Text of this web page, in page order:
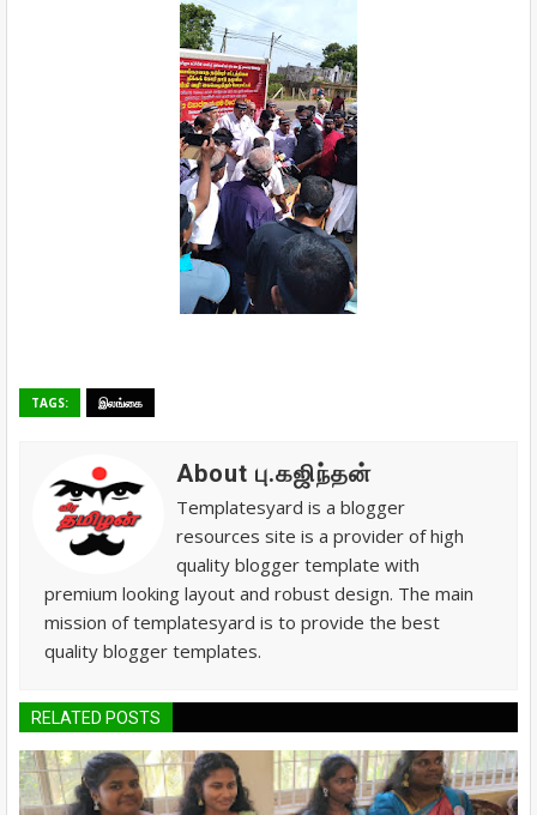
TAGS: இலங்கை
About பு.கஜிந்தன்
Templatesyard is a blogger
resources site is a provider of high
quality blogger template with
premium looking layout and robust design. The main
mission of templatesyard is to provide the best
quality blogger templates.
RELATED POSTS